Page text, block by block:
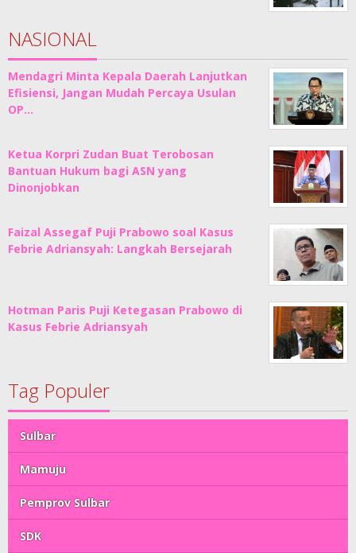
NASIONAL
Mendagri Minta Kepala Daerah Lanjutkan
Efisiensi, Jangan Mudah Percaya Usulan
OP…
Ketua Korpri Zudan Buat Terobosan
Bantuan Hukum bagi ASN yang
Dinonjobkan
Faizal Assegaf Puji Prabowo soal Kasus
Febrie Adriansyah: Langkah Bersejarah
Hotman Paris Puji Ketegasan Prabowo di
Kasus Febrie Adriansyah
Tag Populer
Sulbar
Mamuju
Pemprov Sulbar
SDK